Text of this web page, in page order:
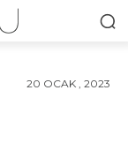
20 OCAK , 2023